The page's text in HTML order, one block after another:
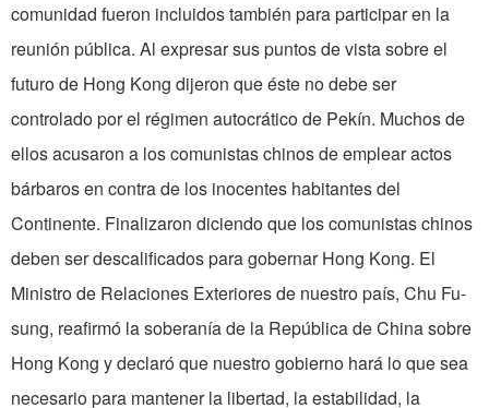
comunidad fueron incluidos también para participar en la
reunión pública. Al expresar sus puntos de vista sobre el
futuro de Hong Kong dijeron que éste no debe ser
controlado por el régimen autocrático de Pekín. Muchos de
ellos acusaron a los comunistas chinos de emplear actos
bárbaros en contra de los inocentes habitantes del
Continente. Finalizaron diciendo que los comunistas chinos
deben ser descalificados para gobernar Hong Kong. El
Ministro de Relaciones Exteriores de nuestro país, Chu Fu-
sung, reafirmó la soberanía de la República de China sobre
Hong Kong y declaró que nuestro gobierno hará lo que sea
necesario para mantener la libertad, la estabilidad, la